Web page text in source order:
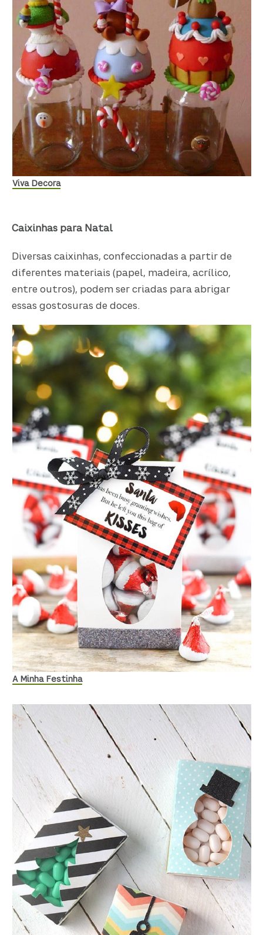
Viva Decora
Caixinhas para Natal
Diversas caixinhas, confeccionadas a partir de
diferentes materiais (papel, madeira, acrílico,
entre outros), podem ser criadas para abrigar
essas gostosuras de doces.
A Minha Festinha